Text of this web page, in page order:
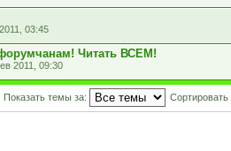
03:45
Читать ВСЕМ!
2011, 09:30
Показать темы за: